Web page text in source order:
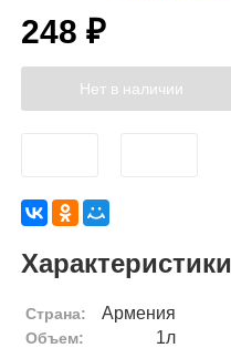
248 ₽
Нет в наличии
Характеристики
Страна: Армения
Объем: 1л